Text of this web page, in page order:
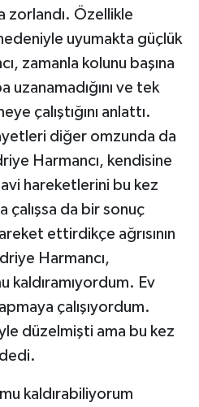
zorlandı. Özellikle
uyumakta güçlük
zamanla kolunu başına
ve tek
çalıştığını anlattı.
diğer omzunda da
Harmancı, kendisine
hareketlerini bu kez
çalışsa da bir sonuç
ettirdikçe ağrısının
Harmancı,
kaldıramıyordum. Ev
çalışıyordum.
düzelmişti ama bu kez
kaldırabiliyorum